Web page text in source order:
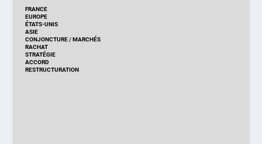
FRANCE
EUROPE
ÉTATS-UNIS
ASIE
CONJONCTURE/MARCHÉS
RACHAT
STRATÉGIE
ACCORD
RESTRUCTURATION